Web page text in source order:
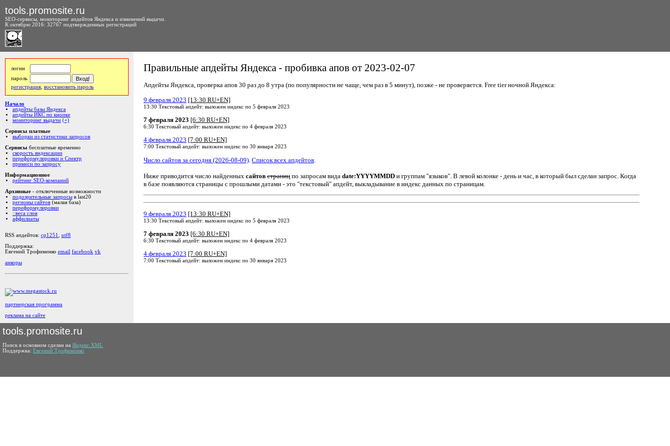
tools.promosite.ru
SEO-сервисы, мониторинг апдейтов Яндекса и изменений выдачи.
К октябрю 2016: 32767 подтвержденных регистраций
логин
пароль
регистрация восстановить пароль
Начало
апдейты базы Яндекса
апдейты ИКС по кнопке
мониторинг выдачи (+)
Сервисы платные
выборки из статистики запросов
Сервисы бесплатные временно
скорость яндексации
переформулировки и Спектр
примеси по запросу
Информационное
рейтинг SEO-компаний
Архивные - отключенные возможности
подозрительные запросы в last20
регионы сайтов (малая база)
переформулировки
::веса слов
аффилиаты
RSS апдейтов: cp1251
utf8
Поддержка:
Евгений Трофименко email facebook vk
анкоры
партнерская программа
реклама на сайте
Правильные апдейты Яндекса - пробивка апов от 2023-02-07
Апдейты Яндекса, проверка апов 30 раз до 8 утра (по популярности не чаще, чем раз в 5 минут), позже - не проверяется. Free tier ночной Яндекса:
9 февраля 2023 [13:30 RU+EN]
13:30 Текстовый апдейт: выложен индекс по 5 февраля 2023
7 февраля 2023 [6:30 RU+EN]
6:30 Текстовый апдейт: выложен индекс по 4 февраля 2023
4 февраля 2023 [7:00 RU+EN]
7:00 Текстовый апдейт: выложен индекс по 30 января 2023
Число сайтов за сегодня (2026-08-09) Список всех апдейтов
Ниже приводится число найденных сайтов страниц по запросам вида date:YYYYMMDD и группам "языков". В левой колонке - день и час, в который был сделан запрос. Когда
в базе появляются страницы с прошлыми датами - это "текстовый" апдейт, выкладывание в индекс данных по страницам.
9 февраля 2023 [13:30 RU+EN]
13:30 Текстовый апдейт: выложен индекс по 5 февраля 2023
7 февраля 2023 [6:30 RU+EN]
6:30 Текстовый апдейт: выложен индекс по 4 февраля 2023
4 февраля 2023 [7:00 RU+EN]
7:00 Текстовый апдейт: выложен индекс по 30 января 2023
tools.promosite.ru
Поиск в основном сделан на Яндекс.XML
Поддержка: Евгений Трофименко